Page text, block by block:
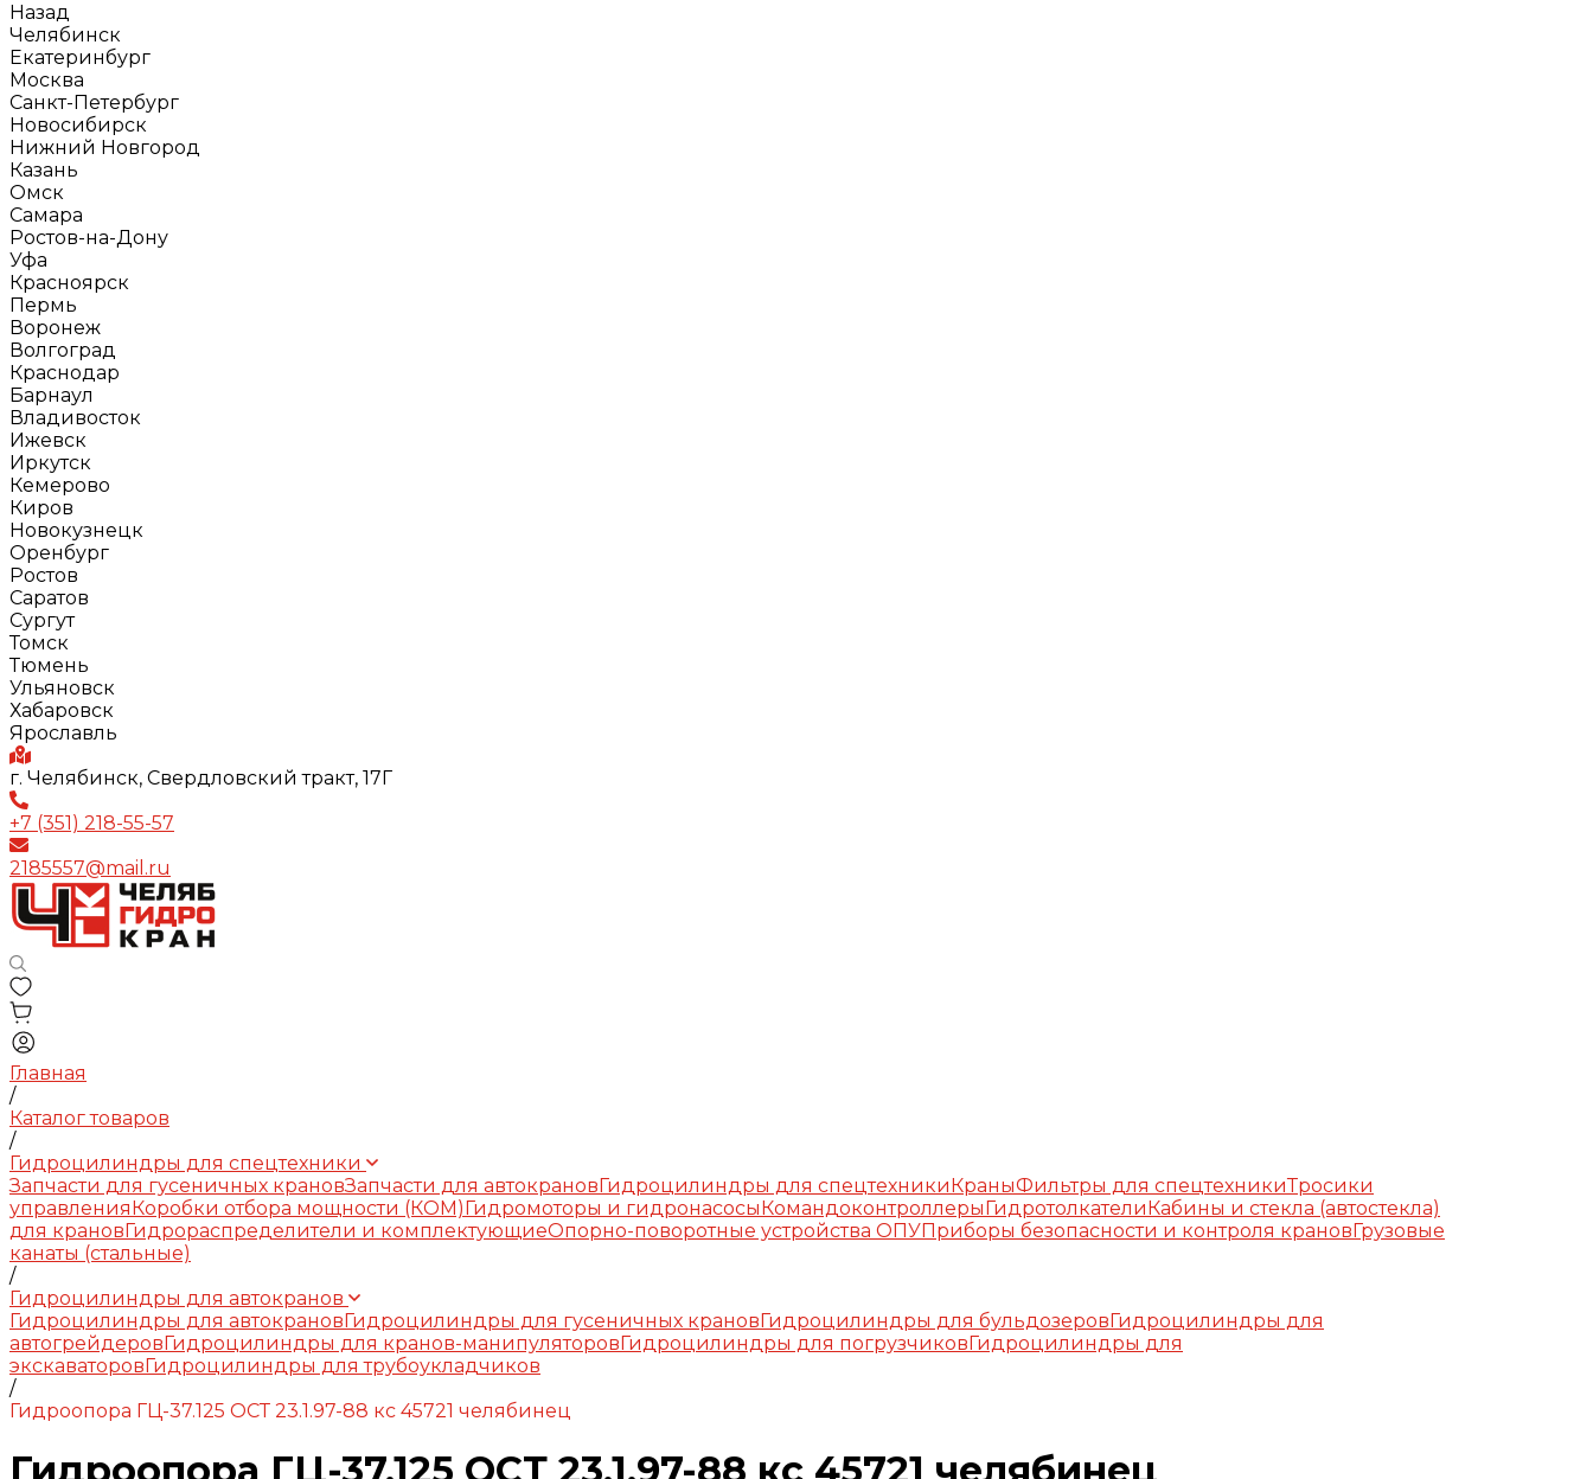
Назад
Челябинск
Екатеринбург
Москва
Санкт-Петербург
Новосибирск
Нижний Новгород
Казань
Омск
Самара
Ростов-на-Дону
Уфа
Красноярск
Пермь
Воронеж
Волгоград
Краснодар
Барнаул
Владивосток
Ижевск
Иркутск
Кемерово
Киров
Новокузнецк
Оренбург
Ростов
Саратов
Сургут
Томск
Тюмень
Ульяновск
Хабаровск
Ярославль
г. Челябинск, Свердловский тракт, 17Г
+7 (351) 218-55-57
2185557@mail.ru
Главная
/
Каталог товаров
/
Гидроцилиндры для спецтехники
Запчасти для гусеничных крановЗапчасти для автокрановГидроцилиндры для спецтехникиКраныФильтры для спецтехникиТросики
управленияКоробки отбора мощности (КОМ)Гидромоторы и гидронасосыКомандоконтроллерыГидротолкателиКабины и стекла (автостекла)
для крановГидрораспределители и комплектующиеОпорно-поворотные устройства ОПУПриборы безопасности и контроля крановГрузовые
канаты (стальные)
/
Гидроцилиндры для автокранов
Гидроцилиндры для автокрановГидроцилиндры для гусеничных крановГидроцилиндры для бульдозеровГидроцилиндры для
автогрейдеровГидроцилиндры для кранов-манипуляторовГидроцилиндры для погрузчиковГидроцилиндры для
экскаваторовГидроцилиндры для трубоукладчиков
/
Гидроопора ГЦ-37.125 ОСТ 23.1.97-88 кс 45721 челябинец